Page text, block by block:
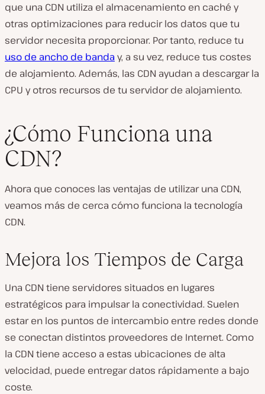
que una CDN utiliza el almacenamiento en caché y
otras optimizaciones para reducir los datos que tu
servidor necesita proporcionar. Por tanto, reduce tu
uso de ancho de banday, a su vez, reduce tus costes
de alojamiento. Además, las CDN ayudan a descargar la
CPU y otros recursos de tu servidor de alojamiento.
¿Cómo Funciona una
CDN?
Ahora que conoces las ventajas de utilizar una CDN,
veamos más de cerca cómo funciona la tecnología
CDN.
Mejora los Tiempos de Carga
Una CDN tiene servidores situados en lugares
estratégicos para impulsar la conectividad. Suelen
estar en los puntos de intercambio entre redes donde
se conectan distintos proveedores de Internet. Como
la CDN tiene acceso a estas ubicaciones de alta
velocidad, puede entregar datos rápidamente a bajo
coste.